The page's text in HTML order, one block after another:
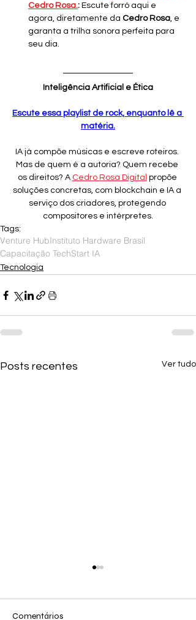
Cedro Rosa.: Escute forró aqui e
agora, diretamente da Cedro Rosa, e
garanta a trilha sonora perfeita para
seu dia.
Inteligência Artificial e Ética
Escute essa playlist de rock, enquanto lê a
matéria.
IA já compõe músicas e escreve roteiros.
Mas de quem é a autoria? Quem recebe
os direitos? A Cedro Rosa Digital propõe
soluções concretas, com blockchain e IA a
serviço dos criadores, protegendo
compositores e intérpretes.
Tags:
Venture HubInstituto Hardware Brasil
Capacitação TechStart IA
Tecnologia
Posts recentes Ver tudo
Comentários